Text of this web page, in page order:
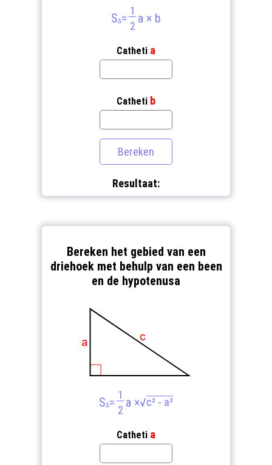
SΔ=
1
2
a × b
Catheti a
Catheti b
Resultaat:
Bereken het gebied van een
driehoek met behulp van een been
en de hypotenusa
SΔ=
1
2
a ×√c² - a²
Catheti a